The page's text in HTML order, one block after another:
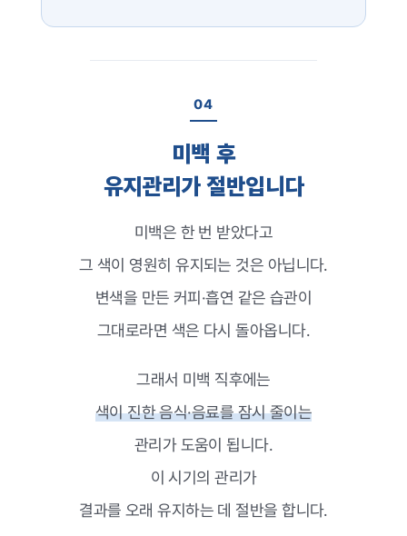
04
미백 후
유지관리가 절반입니다
미백은 한 번 받았다고
그 색이 영원히 유지되는 것은 아닙니다.
변색을 만든 커피·흡연 같은 습관이
그대로라면 색은 다시 돌아옵니다.
그래서 미백 직후에는
색이 진한 음식·음료를 잠시 줄이는
관리가 도움이 됩니다.
이 시기의 관리가
결과를 오래 유지하는 데 절반을 합니다.